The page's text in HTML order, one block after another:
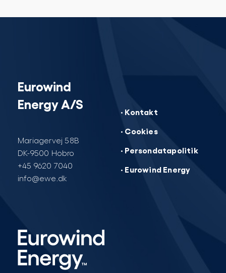
Eurowind
Energy A/S
Mariagervej 58B
DK-9500 Hobro
+45 9620 7040
info@ewe.dk
· Kontakt
· Cookies
· Persondatapolitik
· Eurowind Energy